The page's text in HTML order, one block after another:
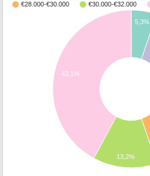
€28.000-€30.000
€30.000-€32.000
5,3%
42,1%
13,2%